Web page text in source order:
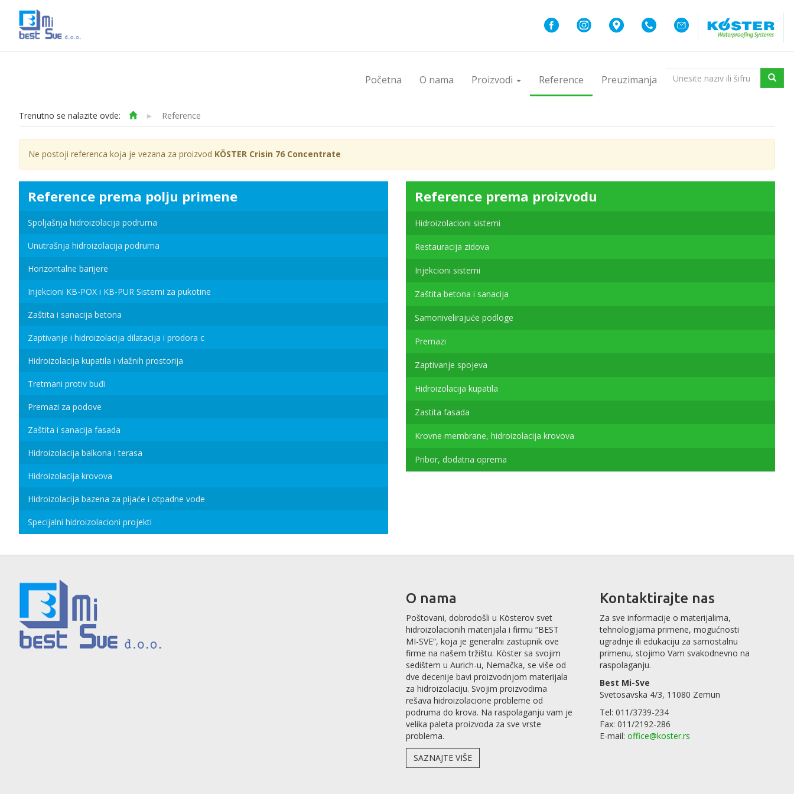
Početna O nama Proizvodi Reference Preuzimanja
Trenutno se nalazite ovde: ► Reference
Ne postoji referenca koja je vezana za proizvod KÖSTER Crisin 76 Concentrate
Reference prema polju primene
Spoljašnja hidroizolacija podruma
Unutrašnja hidroizolacija podruma
Horizontalne barijere
Injekcioni KB-POX i KB-PUR Sistemi za pukotine
Zaštita i sanacija betona
Zaptivanje i hidroizolacija dilatacija i prodora c
Hidroizolacija kupatila i vlažnih prostorija
Tretmani protiv buđi
Premazi za podove
Zaštita i sanacija fasada
Hidroizolacija balkona i terasa
Hidroizolacija krovova
Hidroizolacija bazena za pijaće i otpadne vode
Specijalni hidroizolacioni projekti
Reference prema proizvodu
Hidroizolacioni sistemi
Restauracija zidova
Injekcioni sistemi
Zaštita betona i sanacija
Samonivelirajuće podloge
Premazi
Zaptivanje spojeva
Hidroizolacija kupatila
Zastita fasada
Krovne membrane, hidroizolacija krovova
Pribor, dodatna oprema
O nama
Poštovani, dobrodošli u Kösterov svet
hidroizolacionih materijala i firmu “BEST
MI-SVE“, koja je generalni zastupnik ove
firme na našem tržištu. Köster sa svojim
sedištem u Aurich-u, Nemačka, se više od
dve decenije bavi proizvodnjom materijala
za hidroizolaciju. Svojim proizvodima
rešava hidroizolacione probleme od
podruma do krova. Na raspolaganju vam je
velika paleta proizvoda za sve vrste
problema.
SAZNAJTE VIŠE
Kontaktirajte nas
Za sve informacije o materijalima,
tehnologijama primene, mogućnosti
ugradnje ili edukaciju za samostalnu
primenu, stojimo Vam svakodnevno na
raspolaganju.
Best Mi-Sve
Svetosavska 4/3, 11080 Zemun
Tel: 011/3739-234
Fax: 011/2192-286
E-mail: office@koster.rs